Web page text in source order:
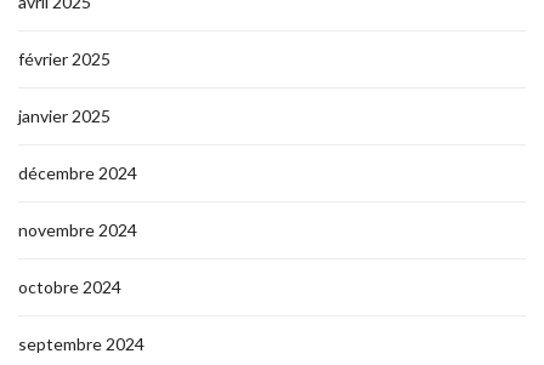
février 2025
janvier 2025
décembre 2024
novembre 2024
octobre 2024
septembre 2024